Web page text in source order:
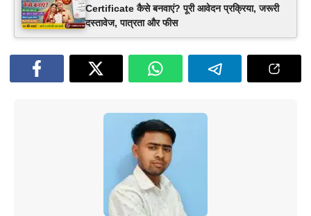
Certificate कैसे बनवाएं? पूरी आवेदन प्रक्रिया, जरूरी
दस्तावेज, पात्रता और फीस